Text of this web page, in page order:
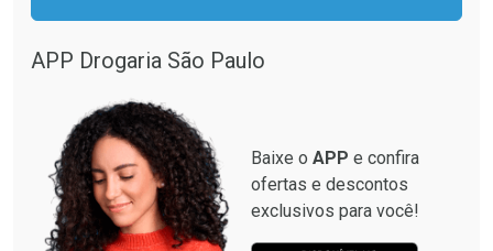
APP Drogaria São Paulo
Baixe o APP e confira
ofertas e descontos
exclusivos para você!